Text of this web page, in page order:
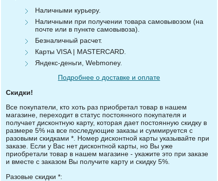
Наличными курьеру.
Наличными при получении товара самовывозом (на
почте или в пункте самовывоза).
Безналичный расчет.
Карты VISA | MASTERCARD.
Яндекс-деньги, Webmoney.
Подробнее о доставке и оплате
Скидки!
Все покупатели, кто хоть раз приобретал товар в нашем
магазине, переходит в статус постоянного покупателя и
получает дисконтную карту, которая дает постоянную скидку в
размере 5% на все последующие заказы и суммируется с
разовыми скидками *. Номер дисконтной карты указывайте при
заказе. Если у Вас нет дисконтной карты, но Вы уже
приобретали товар в нашем магазине - укажите это при заказе
и вместе с заказом Вы получите карту и скидку 5%.
Разовые скидки *: